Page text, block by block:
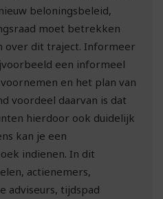
beloningsbeleid,
moet betrekken
over dit traject. Informeer
een informeel
en het plan van
voordeel daarvan is dat
hierdoor ook duidelijk
kan je een
indienen. In dit
actienemers,
adviseurs, tijdspad